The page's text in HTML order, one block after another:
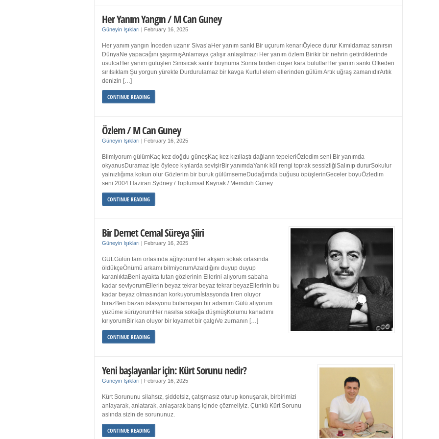
Her Yanım Yangın / M Can Guney
Güneyin Işıkları February 16, 2025
Her yanım yangın İnceden uzanır Sivas’aHer yanım sanki Bir uçurum kenarıÖylece durur Kımıldamaz sanırsın
DünyaNe yapacağını şaşırmışAnlamaya çalışır anlaşılmazı Her yanım özlem Birikir bir nehrin getirdiklerinde
usulcaHer yanım gülüşleri Sımsıcak sarılır boynuma Sonra birden düşer kara bulutlarHer yanım sanki Öfkeden
sırılsıklam Şu yorgun yürekte Durdurulamaz bir kavga Kurtul elem ellerinden gülüm Artık uğraş zamanıdırArtık
denizin […]
CONTINUE READING
Özlem / M Can Guney
Güneyin Işıkları February 16, 2025
Bilmiyorum gülümKaç kez doğdu güneşKaç kez kızıllaştı dağların tepeleriÖzledim seni Bir yanımda
okyanusDuramaz işte öylece kıyılarda sevişirBir yanımdaYanık kül rengi toprak sessizliğiSalınıp dururSokulur
yalnızlığıma kokun olur Gözlerim bir buruk gülümsemeDudağımda buğusu öpüşlerinGeceler boyuÖzledim
seni 2004 Haziran Sydney / Toplumsal Kaynak / Memduh Güney
CONTINUE READING
Bir Demet Cemal Süreya Şiiri
Güneyin Işıkları February 16, 2025
GÜLGülün tam ortasında ağlıyorumHer akşam sokak ortasında
öldükçeÖnümü arkamı bilmiyorumAzaldığını duyup duyup
karanlıktaBeni ayakta tutan gözlerinin Ellerini alıyorum sabaha
kadar seviyorumEllerin beyaz tekrar beyaz tekrar beyazEllerinin bu
kadar beyaz olmasından korkuyorumİstasyonda tiren oluyor
birazBen bazan istasyonu bulamayan bir adamım Gülü alıyorum
yüzüme sürüyorumHer nasılsa sokağa düşmüşKolumu kanadımı
kırıyorumBir kan oluyor bir kıyamet bir çalgıVe zurnanın […]
CONTINUE READING
Yeni başlayanlar için: Kürt Sorunu nedir?
Güneyin Işıkları February 16, 2025
Kürt Sorununu silahsız, şiddetsiz, çatışmasız oturup konuşarak, birbirimizi
anlayarak, anlatarak, anlaşarak barış içinde çözmeliyiz. Çünkü Kürt Sorunu
aslında sizin de sorununuz.
CONTINUE READING